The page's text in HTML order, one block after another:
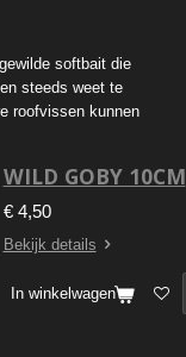
softbait die
steeds weet te
roofvissen kunnen
WILD GOBY 10CM
€ 4,50
Bekijk details
In winkelwagen